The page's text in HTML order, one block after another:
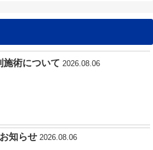
施術について 2026.08.06
知らせ 2026.08.06